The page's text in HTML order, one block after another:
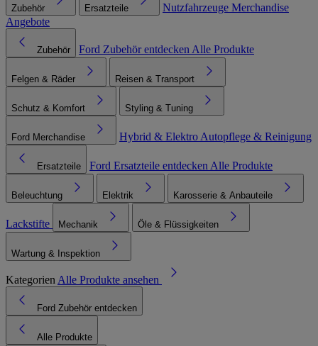
Zubehör Ersatzteile Nutzfahrzeuge Merchandise
Angebote
Zubehör Ford Zubehör entdecken Alle Produkte
Felgen & Räder Reisen & Transport
Schutz & Komfort Styling & Tuning
Ford Merchandise Hybrid & Elektro Autopflege & Reinigung
Ersatzteile Ford Ersatzteile entdecken Alle Produkte
Beleuchtung Elektrik Karosserie & Anbauteile
Lackstifte Mechanik Öle & Flüssigkeiten
Wartung & Inspektion
Kategorien Alle Produkte ansehen
Ford Zubehör entdecken
Alle Produkte